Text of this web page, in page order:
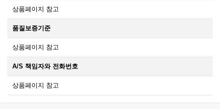
상품페이지 참고
품질보증기준
상품페이지 참고
A/S 책임자와 전화번호
상품페이지 참고